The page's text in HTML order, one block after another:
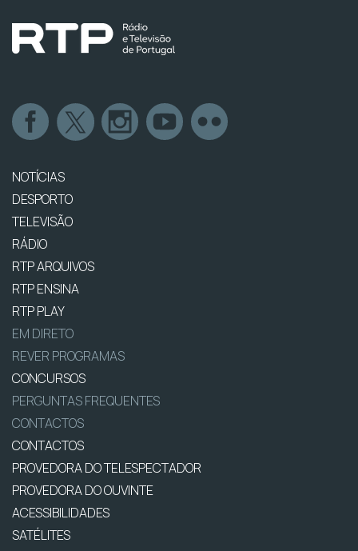
NOTÍCIAS
DESPORTO
TELEVISÃO
RÁDIO
RTP ARQUIVOS
RTP ENSINA
RTP PLAY
EM DIRETO
REVER PROGRAMAS
CONCURSOS
PERGUNTAS FREQUENTES
CONTACTOS
CONTACTOS
PROVEDORA DO TELESPECTADOR
PROVEDORA DO OUVINTE
ACESSIBILIDADES
SATÉLITES